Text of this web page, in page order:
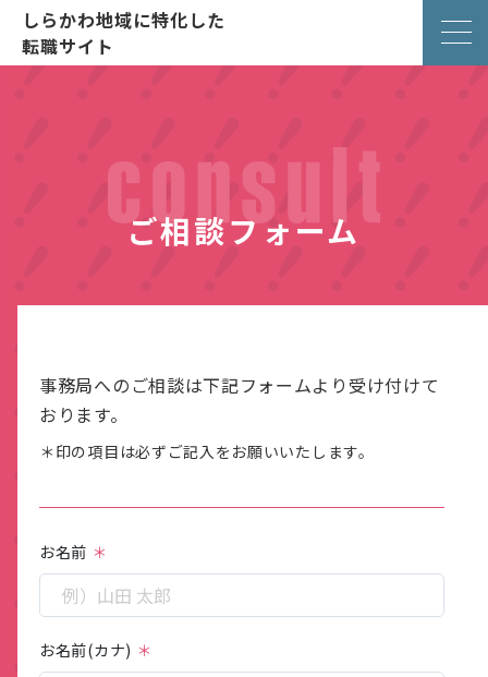
しらかわ地域に特化した
転職サイト
ご相談フォーム
事務局へのご相談は下記フォームより受け付けて
おります。
＊印の項目は必ずご記入をお願いいたします。
お名前
お名前(カナ)